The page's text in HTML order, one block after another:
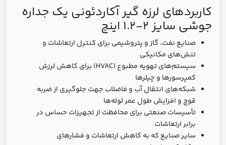
کاربردهای لرزه گیر آکاردئونی یک جداره
جوشی سایز 2-1.2 اینچ
صنایع نفت، گاز و پتروشیمی برای کنترل ارتعاشات و
تنش‌های مکانیکی
سیستم‌های تهویه مطبوع (HVAC) برای کاهش لرزش
کمپرسورها و چیلرها
شبکه‌های انتقال آب و فاضلاب جهت جلوگیری از ضربه
قوچ و افزایش طول عمر لوله‌ها
تأسیسات صنعتی برای محافظت از تجهیزات حساس در
برابر ارتعاشات
سایر صنایع که به کاهش ارتعاشات و فشارهای